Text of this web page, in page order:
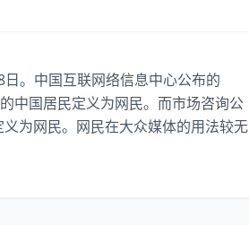
。中国互联网络信息中心公布的
中国居民定义为网民。而市场咨询公
为网民。网民在大众媒体的用法较无